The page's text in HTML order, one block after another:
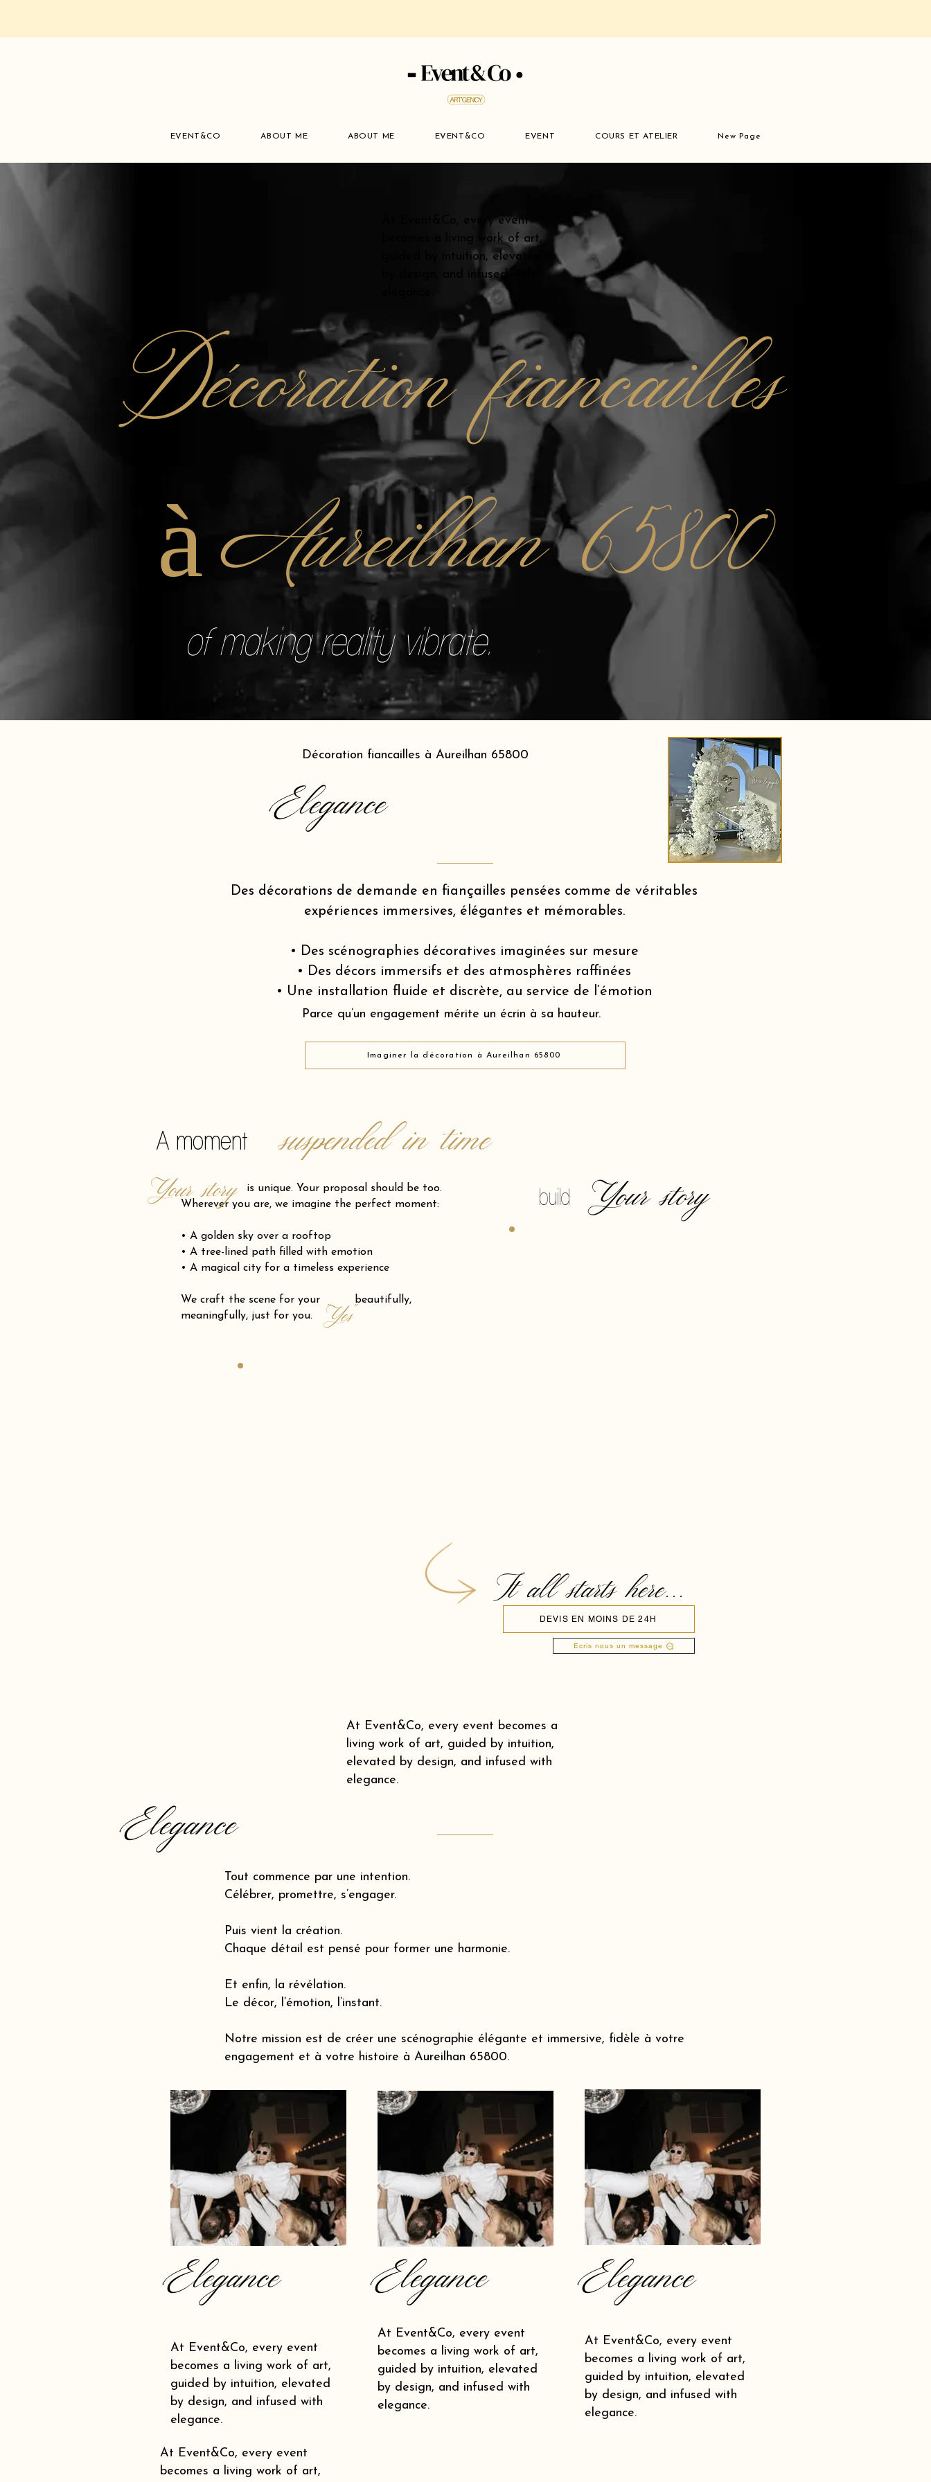
EVENT&CO ABOUT ME ABOUT ME EVENT&CO EVENT COURS ET ATELIER New Page
At Event&Co, every event
becomes a living work of art,
guided by intuition, elevated
by design, and infused with
Décoration fiancailles
à Aureilhan 65800
of making reality vibrate.
Décoration fiancailles à Aureilhan 65800
Elegance
Des décorations de demande en fiançailles pensées comme de véritables
expériences immersives, élégantes et mémorables.
• Des scénographies décoratives imaginées sur mesure
• Des décors immersifs et des atmosphères raffinées
• Une installation fluide et discrète, au service de l’émotion
Parce qu’un engagement mérite un écrin à sa hauteur.
Imaginer la décoration à Aureilhan 65800
A moment suspended in time
is unique. Your proposal should be too.
Wherever you are, we imagine the perfect moment:
• A golden sky over a rooftop
• A tree-lined path filled with emotion
• A magical city for a timeless experience
We craft the scene for your beautifully,
meaningfully, just for you.
Your story
"Yes"
build Your story
It all starts here...
Ecris nous un message
DEVIS EN MOINS DE 24H
At Event&Co, every event becomes a
living work of art, guided by intuition,
elevated by design, and infused with
elegance.
Elegance
Tout commence par une intention.
Célébrer, promettre, s’engager.
Puis vient la création.
Chaque détail est pensé pour former une harmonie.
Et enfin, la révélation.
Le décor, l’émotion, l’instant.
Notre mission est de créer une scénographie élégante et immersive, fidèle à votre
engagement et à votre histoire à Aureilhan 65800.
Elegance Elegance Elegance
At Event&Co, every event
becomes a living work of art,
guided by intuition, elevated
by design, and infused with
elegance.
At Event&Co, every event
becomes a living work of art,
guided by intuition, elevated
by design, and infused with
elegance.
At Event&Co, every event
becomes a living work of art,
guided by intuition, elevated
by design, and infused with
elegance.
At Event&Co, every event
becomes a living work of art,